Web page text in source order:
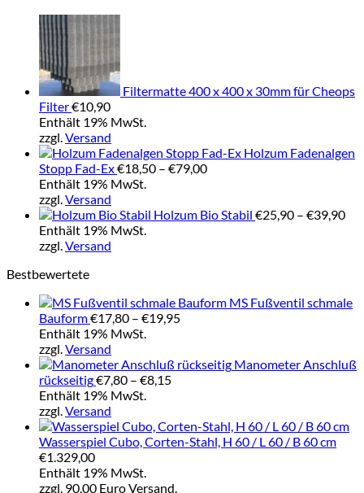
Filtermatte 400 x 400 x 30mm für Cheops
Filter€10,90
Enthält 19% MwSt.
zzgl.Versand
Holzum Fadenalgen
Stopp Fad-Ex€18,50 – €79,00Preisspanne:
€79,00
Enthält 19% MwSt.
zzgl.Versand
Holzum Bio Stabil €25,90 – €39,90
Enthält 19% MwSt.
zzgl.Versand
Bestbewertete
MS Fußventil schmale
Bauform€17,80 – €19,95Preisspanne:
€19,95
Enthält 19% MwSt.
zzgl.Versand
Manometer Anschluß
rückseitig€7,80 – €8,15Preisspanne:
€8,15
Enthält 19% MwSt.
zzgl.Versand
Wasserspiel Cubo, Corten-Stahl, H 60 / L 60 / B 60 cm
€1.329,00
Enthält 19% MwSt.
zzgl. 90,00 Euro Versand.